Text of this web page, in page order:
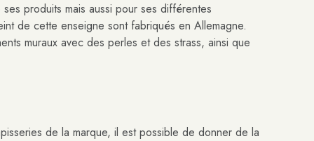
produits mais aussi pour ses différentes
de cette enseigne sont fabriqués en Allemagne.
muraux avec des perles et des strass, ainsi que
de la marque, il est possible de donner de la